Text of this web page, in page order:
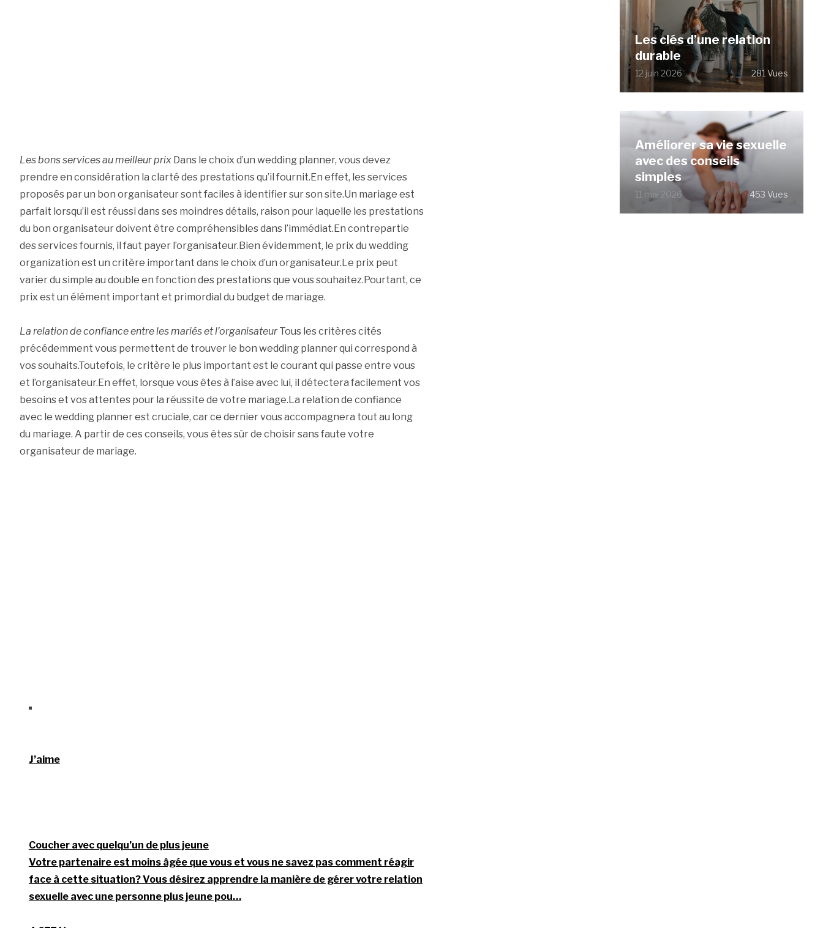
Les bons services au meilleur prixDans le choix d’un wedding planner, vous devez
prendre en considération la clarté des prestations qu’il fournit.En effet, les services
proposés par un bon organisateur sont faciles à identifier sur son site.Un mariage est
parfait lorsqu’il est réussi dans ses moindres détails, raison pour laquelle les prestations
du bon organisateur doivent être compréhensibles dans l’immédiat.En contrepartie
des services fournis, il faut payer l’organisateur.Bien évidemment, le prix du wedding
organization est un critère important dans le choix d’un organisateur.Le prix peut
varier du simple au double en fonction des prestations que vous souhaitez.Pourtant, ce
prix est un élément important et primordial du budget de mariage.
La relation de confiance entre les mariés et l’organisateurTous les critères cités
précédemment vous permettent de trouver le bon wedding planner qui correspond à
vos souhaits.Toutefois, le critère le plus important est le courant qui passe entre vous
et l’organisateur.En effet, lorsque vous êtes à l’aise avec lui, il détectera facilement vos
besoins et vos attentes pour la réussite de votre mariage.La relation de confiance
avec le wedding planner est cruciale, car ce dernier vous accompagnera tout au long
du mariage. A partir de ces conseils, vous êtes sûr de choisir sans faute votre
organisateur de mariage.
J’aime
Coucher avec quelqu’un de plus jeune
Votre partenaire est moins âgée que vous et vous ne savez pas comment réagir
face à cette situation? Vous désirez apprendre la manière de gérer votre relation
sexuelle avec une personne plus jeune pou…
Les clés d’une relation
durable
12 juin 2026 281 Vues
Améliorer sa vie sexuelle
avec des conseils
simples
11 mai 2026 453 Vues